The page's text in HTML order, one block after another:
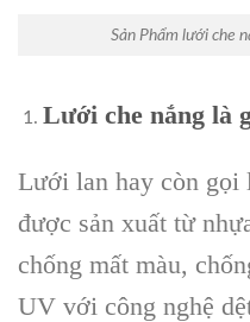
Sản Phẩm lưới che
Lưới che nắng là
Lưới lan hay còn gọi
được sản xuất từ
chống mất màu,
UV với công nghệ